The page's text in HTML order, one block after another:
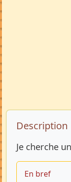
Description
Je cherche
En bref